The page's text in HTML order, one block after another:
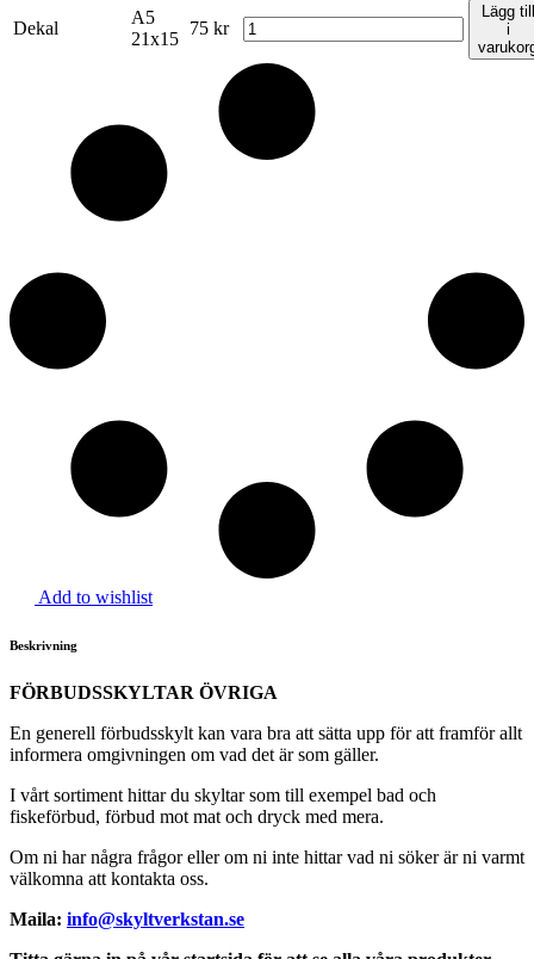
Dekal
A5
21x15
75 kr
Lägg till
i
Add to wishlist
Beskrivning
FÖRBUDSSKYLTAR ÖVRIGA
En generell förbudsskylt kan vara bra att sätta upp för att framför allt
informera omgivningen om vad det är som gäller.
I vårt sortiment hittar du skyltar som till exempel bad och
fiskeförbud, förbud mot mat och dryck med mera.
Om ni har några frågor eller om ni inte hittar vad ni söker är ni varmt
välkomna att kontakta oss.
Maila: info@skyltverkstan.se